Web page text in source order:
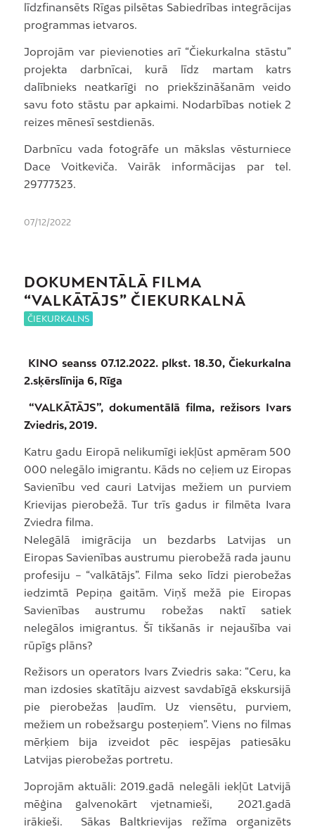
līdzfinansēts Rīgas pilsētas Sabiedrības integrācijas
programmas ietvaros.
Joprojām var pievienoties arī “Čiekurkalna stāstu”
projekta darbnīcai, kurā līdz martam katrs
dalībnieks neatkarīgi no priekšzināšanām veido
savu foto stāstu par apkaimi. Nodarbības notiek 2
reizes mēnesī sestdienās.
Darbnīcu vada fotogrāfe un mākslas vēsturniece
Dace Voitkeviča. Vairāk informācijas par tel.
29777323.
07/12/2022
DOKUMENTĀLĀ FILMA
“VALKĀTĀJS” ČIEKURKALNĀ
ČIEKURKALNS
KINO seanss 07.12.2022. plkst. 18.30, Čiekurkalna
2.sķērslīnija 6, Rīga
“VALKĀTĀJS”, dokumentālā filma, režisors Ivars
Zviedris, 2019.
Katru gadu Eiropā nelikumīgi iekļūst apmēram 500
000 nelegālo imigrantu. Kāds no ceļiem uz Eiropas
Savienību ved cauri Latvijas mežiem un purviem
Krievijas pierobežā. Tur trīs gadus ir filmēta Ivara
Zviedra filma.
Nelegālā imigrācija un bezdarbs Latvijas un
Eiropas Savienības austrumu pierobežā rada jaunu
profesiju – “valkātājs”. Filma seko līdzi pierobežas
iedzimtā Pepiņa gaitām. Viņš mežā pie Eiropas
Savienības austrumu robežas naktī satiek
nelegālos imigrantus. Šī tikšanās ir nejaušība vai
rūpīgs plāns?
Režisors un operators Ivars Zviedris saka: “Ceru, ka
man izdosies skatītāju aizvest savdabīgā ekskursijā
pie pierobežas ļaudīm. Uz viensētu, purviem,
mežiem un robežsargu posteņiem”. Viens no filmas
mērķiem bija izveidot pēc iespējas patiesāku
Latvijas pierobežas portretu.
Joprojām aktuāli: 2019.gadā nelegāli iekļūt Latvijā
mēģina galvenokārt vjetnamieši, 2021.gadā
irākieši. Sākas Baltkrievijas režīma organizēts